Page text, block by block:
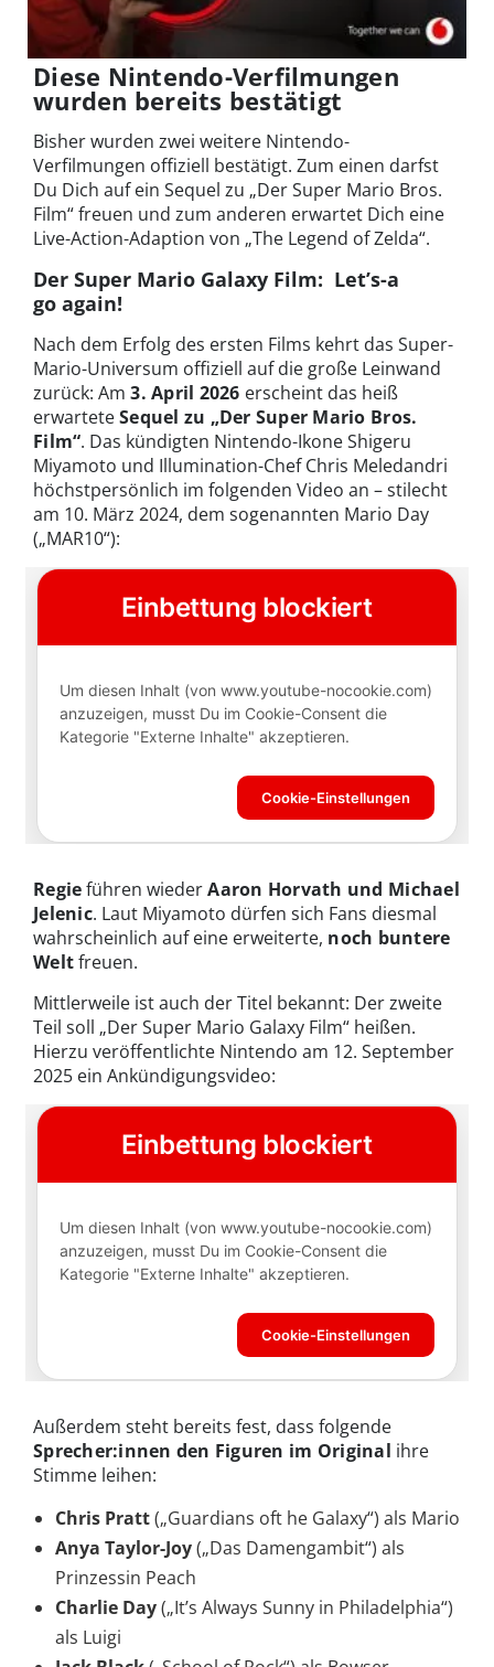
Diese Nintendo-Verfilmungen
wurden bereits bestätigt
Bisher wurden zwei weitere Nintendo-
Verfilmungen offiziell bestätigt. Zum einen darfst
Du Dich auf ein Sequel zu „Der Super Mario Bros.
Film“ freuen und zum anderen erwartet Dich eine
Live-Action-Adaption von „The Legend of Zelda“.
Der Super Mario Galaxy Film: Let’s-a
go again!
Nach dem Erfolg des ersten Films kehrt das Super-
Mario-Universum offiziell auf die große Leinwand
zurück: Am 3. April 2026 erscheint das heiß
erwarteteSequel zu „Der Super Mario Bros.
Film“. Das kündigten Nintendo-Ikone Shigeru
Miyamoto und Illumination-Chef Chris Meledandri
höchstpersönlich im folgenden Video an – stilecht
am 10. März 2024, dem sogenannten Mario Day
(„MAR10“):
Regieführen wiederAaron Horvath und Michael
Jelenic. Laut Miyamoto dürfen sich Fans diesmal
wahrscheinlich auf eine erweiterte, noch buntere
Weltfreuen.
Mittlerweile ist auch der Titel bekannt: Der zweite
Teil soll „Der Super Mario Galaxy Film“ heißen.
Hierzu veröffentlichte Nintendo am 12. September
2025 ein Ankündigungsvideo:
Außerdem steht bereits fest, dass folgende
Sprecher:innen den Figuren im Original ihre
Stimme leihen:
Chris Pratt(„Guardians oft he Galaxy“) als Mario
Anya Taylor-Joy(„Das Damengambit“) als
Prinzessin Peach
Charlie Day(„It’s Always Sunny in Philadelphia“)
als Luigi